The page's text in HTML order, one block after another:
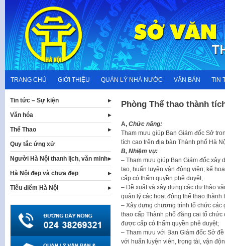
content
TRANG CHỦ GIỚI THIỆU QUẢN LÝ NHÀ NƯỚC VĂN BẢN TIN
Phòng Thể thao thành
A, Chức năng:
Tham mưu giúp Ban Giám đốc Sở
tích cao trên địa bàn Thành phố Hà
B, Nhiệm vụ:
– Tham mưu giúp Ban Giám đốc xây
tạo, huấn luyện vận động viên; kế
cấp có thẩm quyền phê duyệt;
– Đề xuất và xây dựng các dự thảo
quản lý các hoạt động thể thao thành
– Xây dựng chương trình tổ chức các
thao cấp Thành phố đăng cai tổ
được cấp có thẩm quyền phê duyệt;
– Tham mưu với Ban Giám đốc Sở
với huấn luyện viên, trọng tài, vận
Tin tức – Sự kiện
Văn hóa
Thể Thao
Quy tắc ứng xử
Người Hà Nội thanh lịch, văn minh
Hà Nội đẹp và chưa đẹp
Tiêu điểm Hà Nội